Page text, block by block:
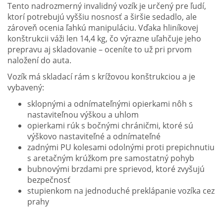
Tento nadrozmerný invalidný vozík je určený pre ľudí,
ktorí potrebujú vyššiu nosnosť a širšie sedadlo, ale
zároveň ocenia ľahkú manipuláciu. Vďaka hliníkovej
konštrukcii váži len 14,4 kg, čo výrazne uľahčuje jeho
prepravu aj skladovanie – oceníte to už pri prvom
naložení do auta.
Vozík má skladací rám s krížovou konštrukciou a je
vybavený:
sklopnými a odnímateľnými opierkami nôh s
nastaviteľnou výškou a uhlom
opierkami rúk s bočnými chráničmi, ktoré sú
výškovo nastaviteľné a odnímateľné
zadnými PU kolesami odolnými proti prepichnutiu
s aretačným krúžkom pre samostatný pohyb
bubnovými brzdami pre sprievod, ktoré zvyšujú
bezpečnosť
stupienkom na jednoduché preklápanie vozíka cez
prahy